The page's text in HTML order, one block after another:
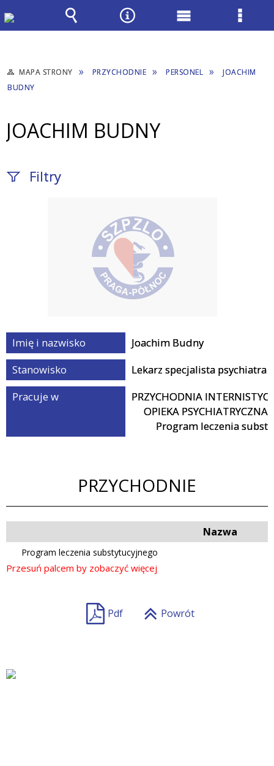
MAPA STRONY PRZYCHODNIE PERSONEL
JOACHIM
BUDNY
JOACHIM BUDNY
Filtry
Badania i
Usługi
Imię i nazwisko
Joachim Budny
Stanowisko
Lekarz specjalista psychiatra
Pracuje w
PRZYCHODNIA
OPIEKA
Program leczenia
PRZYCHODNIE
Nazwa
Program leczenia substytucyjnego
Pdf Powrót
Wyszukiwarka
NarzędziaMenu
Menu